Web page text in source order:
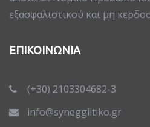
εξασφαλιστικού και μη
ΕΠΙΚΟΙΝΩΝΙΑ
(+30) 2103304682-3
info@syneggiitiko.gr